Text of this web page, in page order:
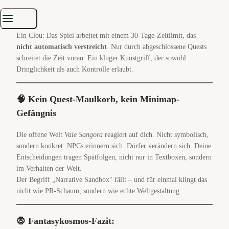
Ein Clou: Das Spiel arbeitet mit einem 30-Tage-Zeitlimit, das
nicht automatisch verstreicht . Nur durch abgeschlossene Quests
schreitet die Zeit voran. Ein kluger Kunstgriff, der sowohl
Dringlichkeit als auch Kontrolle erlaubt.
🧠 Kein Quest-Maulkorb, kein Minimap-
Gefängnis
Die offene Welt Vale Sangora reagiert auf dich. Nicht symbolisch,
sondern konkret: NPCs erinnern sich. Dörfer verändern sich. Deine
Entscheidungen tragen Spätfolgen, nicht nur in Textboxen, sondern
im Verhalten der Welt.
Der Begriff „Narrative Sandbox“ fällt – und für einmal klingt das
nicht wie PR-Schaum, sondern wie echte Weltgestaltung.
🧛 Fantasykosmos-Fazit: